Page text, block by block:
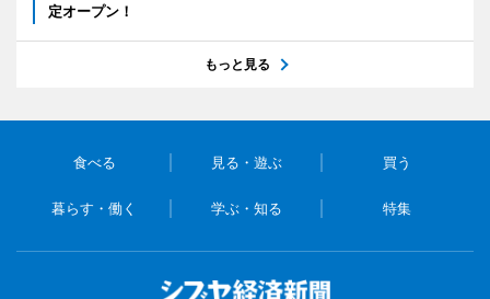
定オープン！
もっと見る
食べる 見る・遊ぶ 買う
暮らす・働く 学ぶ・知る 特集